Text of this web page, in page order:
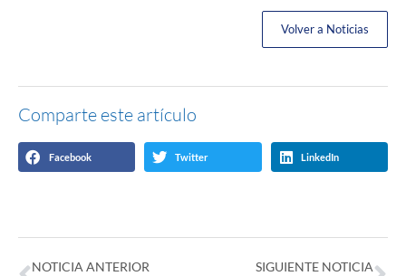
Volver a Noticias
Comparte este artículo
Facebook Twitter LinkedIn
NOTICIA ANTERIOR SIGUIENTE NOTICIA